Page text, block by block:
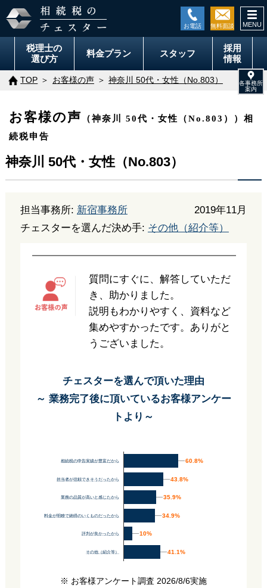
税理士の
選び方
料金プラン スタッフ
採用
情報
TOP お客様の声 神奈川 50代・女性（No.803）
お客様の声
（神奈川 50代・女性（No.803））相
続税申告
神奈川 50代・女性（No.803）
担当事務所: 新宿事務所
2019年11月
チェスターを選んだ決め手: その他（紹介等）
質問にすぐに、解答していただ
き、助かりました。
説明もわかりやすく、資料など
集めやすかったです。ありがと
うございました。
チェスターを選んで頂いた理由
～ 業務完了後に頂いているお客様アンケー
トより～
相続税の申告実績が豊富だから
担当者が信頼できそうだったから
業務の品質が高いと感じたから
料金が明瞭で納得のいくものだったから
評判が良かったから
その他（紹介等）
60.8%
60.8%
43.8%
43.8%
35.9%
35.9%
34.9%
34.9%
10%
10%
41.1%
41.1%
※ お客様アンケート調査 2026/8/6実施